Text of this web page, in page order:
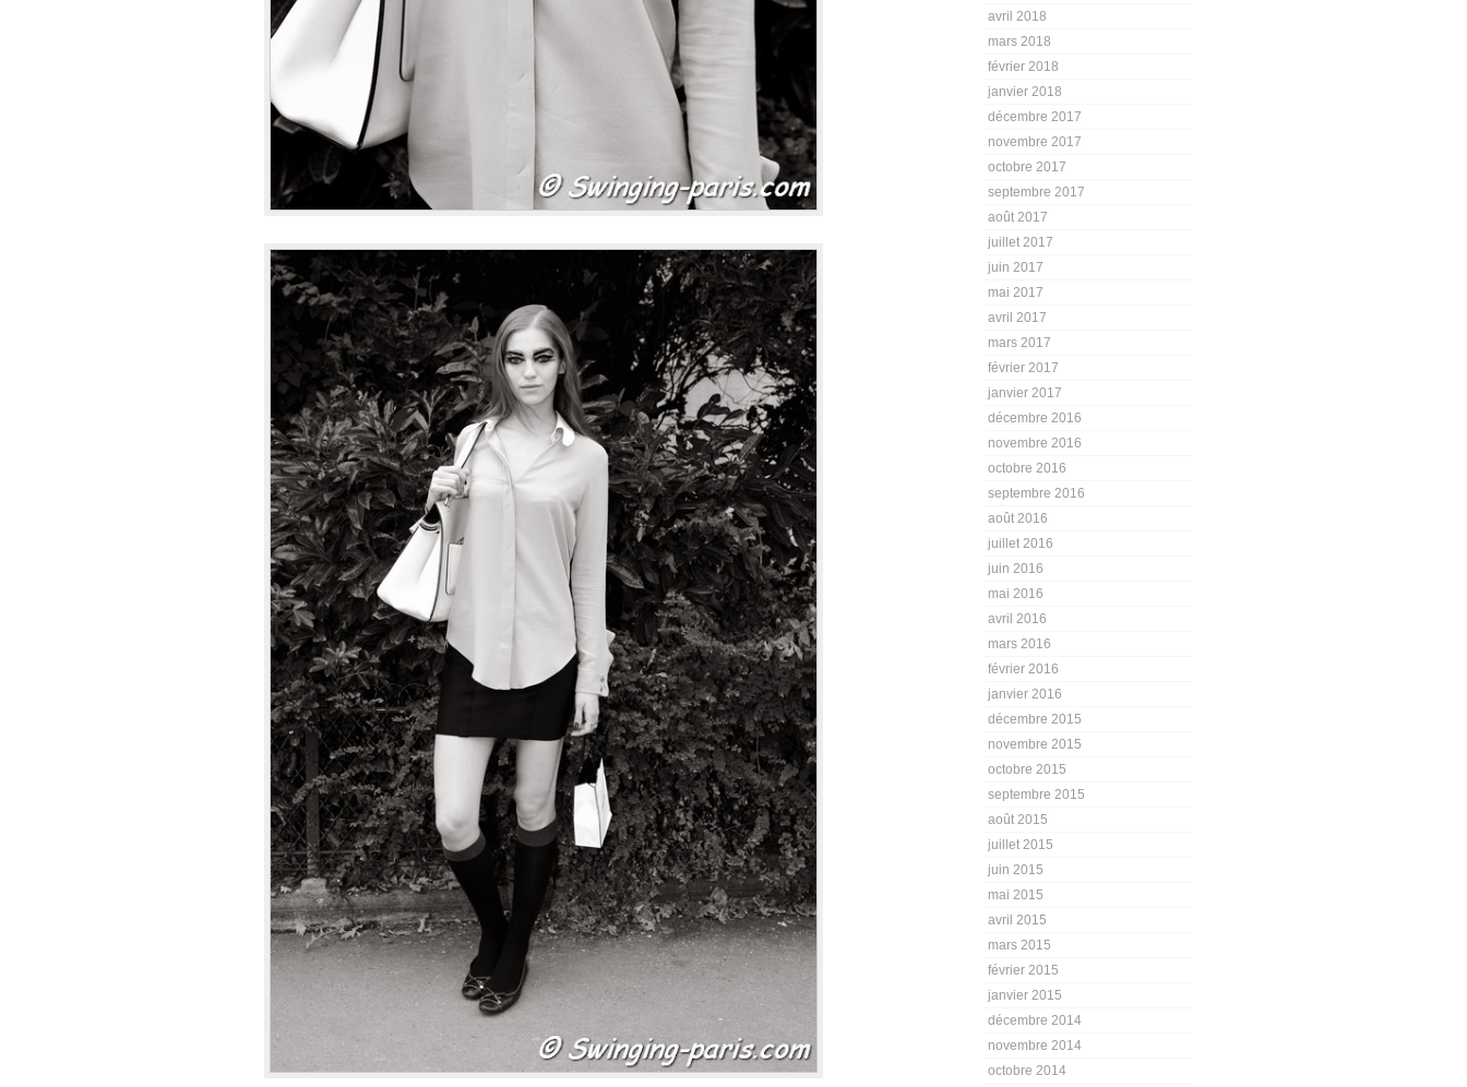
avril 2018
mars 2018
février 2018
janvier 2018
décembre 2017
novembre 2017
octobre 2017
septembre 2017
août 2017
juillet 2017
juin 2017
mai 2017
avril 2017
mars 2017
février 2017
janvier 2017
décembre 2016
novembre 2016
octobre 2016
septembre 2016
août 2016
juillet 2016
juin 2016
mai 2016
avril 2016
mars 2016
février 2016
janvier 2016
décembre 2015
novembre 2015
octobre 2015
septembre 2015
août 2015
juillet 2015
juin 2015
mai 2015
avril 2015
mars 2015
février 2015
janvier 2015
décembre 2014
novembre 2014
octobre 2014